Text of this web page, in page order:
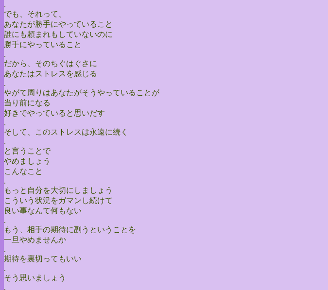
.
でも、それって、
あなたが勝手にやっていること
誰にも頼まれもしていないのに
勝手にやっていること
.
だから、そのちぐはぐさに
あなたはストレスを感じる
.
やがて周りはあなたがそうやっていることが
当り前になる
好きでやっていると思いだす
.
そして、このストレスは永遠に続く
.
と言うことで
やめましょう
こんなこと
.
もっと自分を大切にしましょう
こういう状況をガマンし続けて
良い事なんて何もない
.
もう、相手の期待に副うということを
一旦やめませんか
.
期待を裏切ってもいい
.
そう思いましょう
.